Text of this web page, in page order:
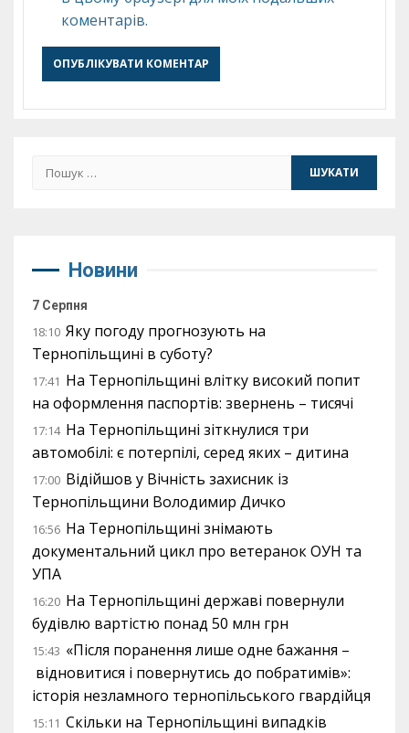
коментарів.
Пошук:
Новини
7 Серпня
18:10 Яку погоду прогнозують на
Тернопільщині в суботу?
17:41 На Тернопільщині влітку високий попит
на оформлення паспортів: звернень – тисячі
17:14 На Тернопільщині зіткнулися три
автомобілі: є потерпілі, серед яких – дитина
17:00 Відійшов у Вічність захисник із
Тернопільщини Володимир Дичко
16:56 На Тернопільщині знімають
документальний цикл про ветеранок ОУН та
УПА
16:20 На Тернопільщині державі повернули
будівлю вартістю понад 50 млн грн
15:43 «Після поранення лише одне бажання –
відновитися і повернутись до побратимів»:
історія незламного тернопільського гвардійця
15:11 Скільки на Тернопільщині випадків